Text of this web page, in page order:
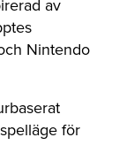
av
Nintendo
för